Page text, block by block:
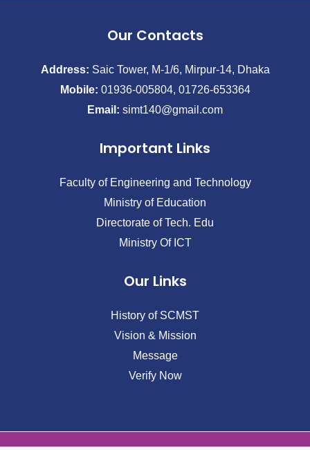
Our Contacts
Address: Saic Tower, M-1/6, Mirpur-14, Dhaka
Mobile: 01936-005804, 01726-653364
Email: simt140@gmail.com
Important Links
Faculty of Engineering and Technology
Ministry of Education
Directorate of Tech. Edu
Ministry Of ICT
Our Links
History of SCMST
Vision & Mission
Message
Verify Now